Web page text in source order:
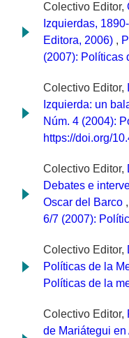
Colectivo Editor,
Izquierdas,
Editora, 2006) ,
(2007): Políticas
Colectivo Editor,
Izquierda: un
Núm. 4 (2004):
https://doi.org/
Colectivo Editor,
Debates e
Oscar del Barco ,
6/7 (2007):
Colectivo Editor,
Políticas de la
Políticas de la
Colectivo Editor,
de Mariátegui